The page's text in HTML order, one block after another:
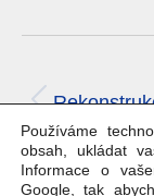
navigation
Používáme
obsah, ukládat
Informace o
Google, tak